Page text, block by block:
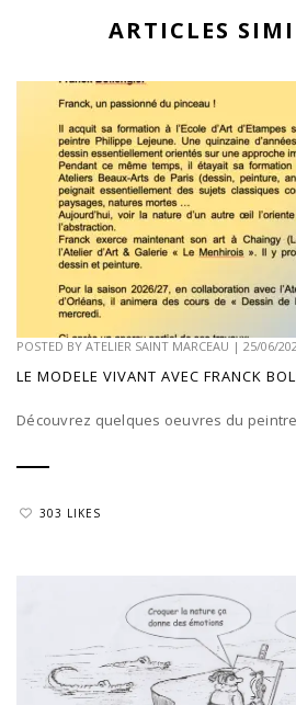
ARTICLES
POSTED BY ATELIER SAINT MARCEAU | 25/06/
LE MODELE VIVANT AVEC FRANCK
Découvrez quelques oeuvres du
303 LIKES